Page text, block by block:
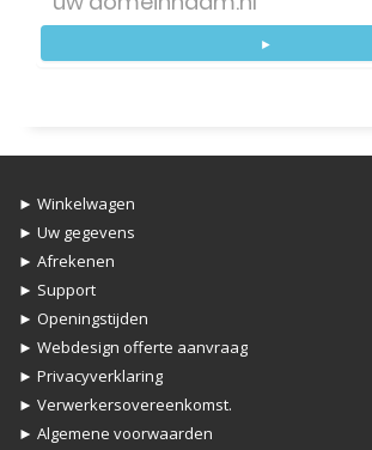
►
► Winkelwagen
► Uw gegevens
► Afrekenen
► Support
► Openingstijden
► Webdesign offerte aanvraag
► Privacyverklaring
► Verwerkersovereenkomst.
► Algemene voorwaarden